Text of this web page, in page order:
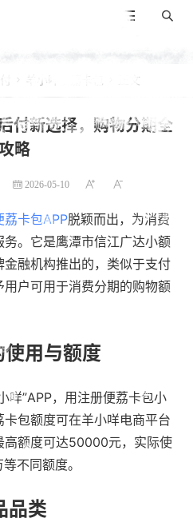
 羊小咩便荔卡包 正文
付新选择，购物分期全
略
2026-05-10
荔卡包APP脱颖而出，为消费
务。它是鹰潭市信江广达小额
融机构推出的，类似于支付
户可用于消费分期的购物额
用与额度
咩”APP，用注册便荔卡包小
包额度可在羊小咩电商平台
高额度可达50000元，实际使
不同额度。
品类